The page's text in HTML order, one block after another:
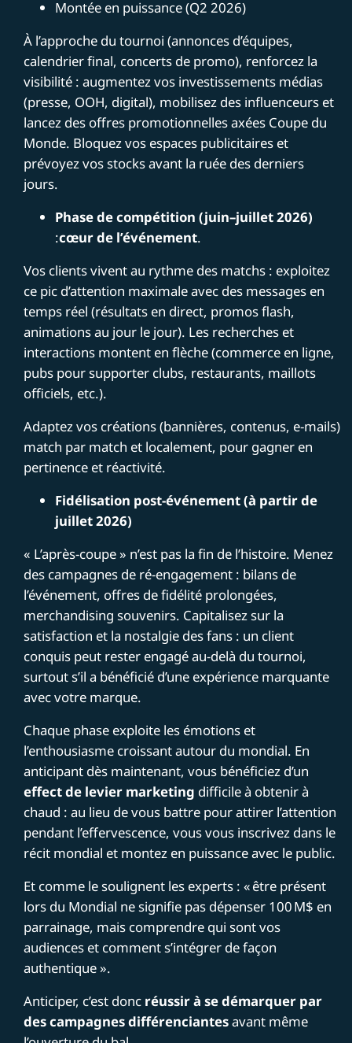
Montée en puissance (Q2 2026)
À l’approche du tournoi (annonces d’équipes,
calendrier final, concerts de promo), renforcez la
visibilité : augmentez vos investissements médias
(presse, OOH, digital), mobilisez des influenceurs et
lancez des offres promotionnelles axées Coupe du
Monde. Bloquez vos espaces publicitaires et
prévoyez vos stocks avant la ruée des derniers
jours.
Phase de compétition (juin–juillet 2026)
:cœur de l’événement.
Vos clients vivent au rythme des matchs : exploitez
ce pic d’attention maximale avec des messages en
temps réel (résultats en direct, promos flash,
animations au jour le jour). Les recherches et
interactions montent en flèche (commerce en ligne,
pubs pour supporter clubs, restaurants, maillots
officiels, etc.).
Adaptez vos créations (bannières, contenus, e-mails)
match par match et localement, pour gagner en
pertinence et réactivité.
Fidélisation post-événement (à partir de
juillet 2026)
« L’après-coupe » n’est pas la fin de l’histoire. Menez
des campagnes de ré-engagement : bilans de
l’événement, offres de fidélité prolongées,
merchandising souvenirs. Capitalisez sur la
satisfaction et la nostalgie des fans : un client
conquis peut rester engagé au-delà du tournoi,
surtout s’il a bénéficié d’une expérience marquante
avec votre marque.
Chaque phase exploite les émotions et
l’enthousiasme croissant autour du mondial. En
anticipant dès maintenant, vous bénéficiez d’un
effect de levier marketing difficile à obtenir à
chaud : au lieu de vous battre pour attirer l’attention
pendant l’effervescence, vous vous inscrivez dans le
récit mondial et montez en puissance avec le public.
Et comme le soulignent les experts : « être présent
lors du Mondial ne signifie pas dépenser 100 M$ en
parrainage, mais comprendre qui sont vos
audiences et comment s’intégrer de façon
authentique ».
Anticiper, c’est donc réussir à se démarquer par
des campagnes différenciantesavant même